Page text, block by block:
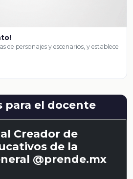
de personajes y escenarios, y establece
para el docente
Creador de
de la
@prende.mx